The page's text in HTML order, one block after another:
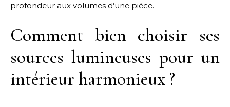
profondeur aux volumes d’une pièce.
Comment bien choisir ses
sources lumineuses pour un
intérieur harmonieux ?